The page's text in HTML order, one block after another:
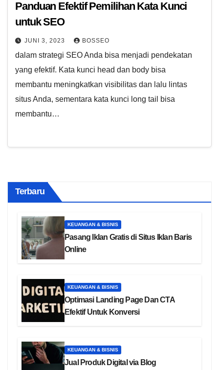
Panduan Efektif Pemilihan Kata Kunci
untuk SEO
JUNI 3, 2023 BOSSEO
dalam strategi SEO Anda bisa menjadi pendekatan
yang efektif. Kata kunci head dan body bisa
membantu meningkatkan visibilitas dan lalu lintas
situs Anda, sementara kata kunci long tail bisa
membantu…
Terbaru
KEUANGAN & BISNIS
Pasang Iklan Gratis di Situs Iklan Baris
Online
KEUANGAN & BISNIS
Optimasi Landing Page Dan CTA
Efektif Untuk Konversi
KEUANGAN & BISNIS
Jual Produk Digital via Blog